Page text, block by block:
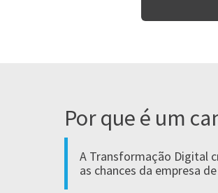
Por que é um
A Transformação Digital
as chances da empresa